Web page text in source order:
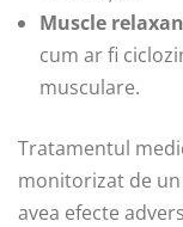
Muscle
cum ar fi
musculare.
Tratamentul
monitorizat de
avea efecte